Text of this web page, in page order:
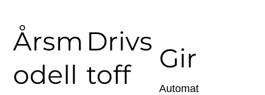
Årsm
odell
Drivs
toff
Gir
Automat